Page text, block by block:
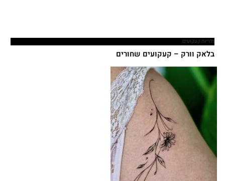
גלריות קעקועים
בלאק וורק – קעקועים שחורים